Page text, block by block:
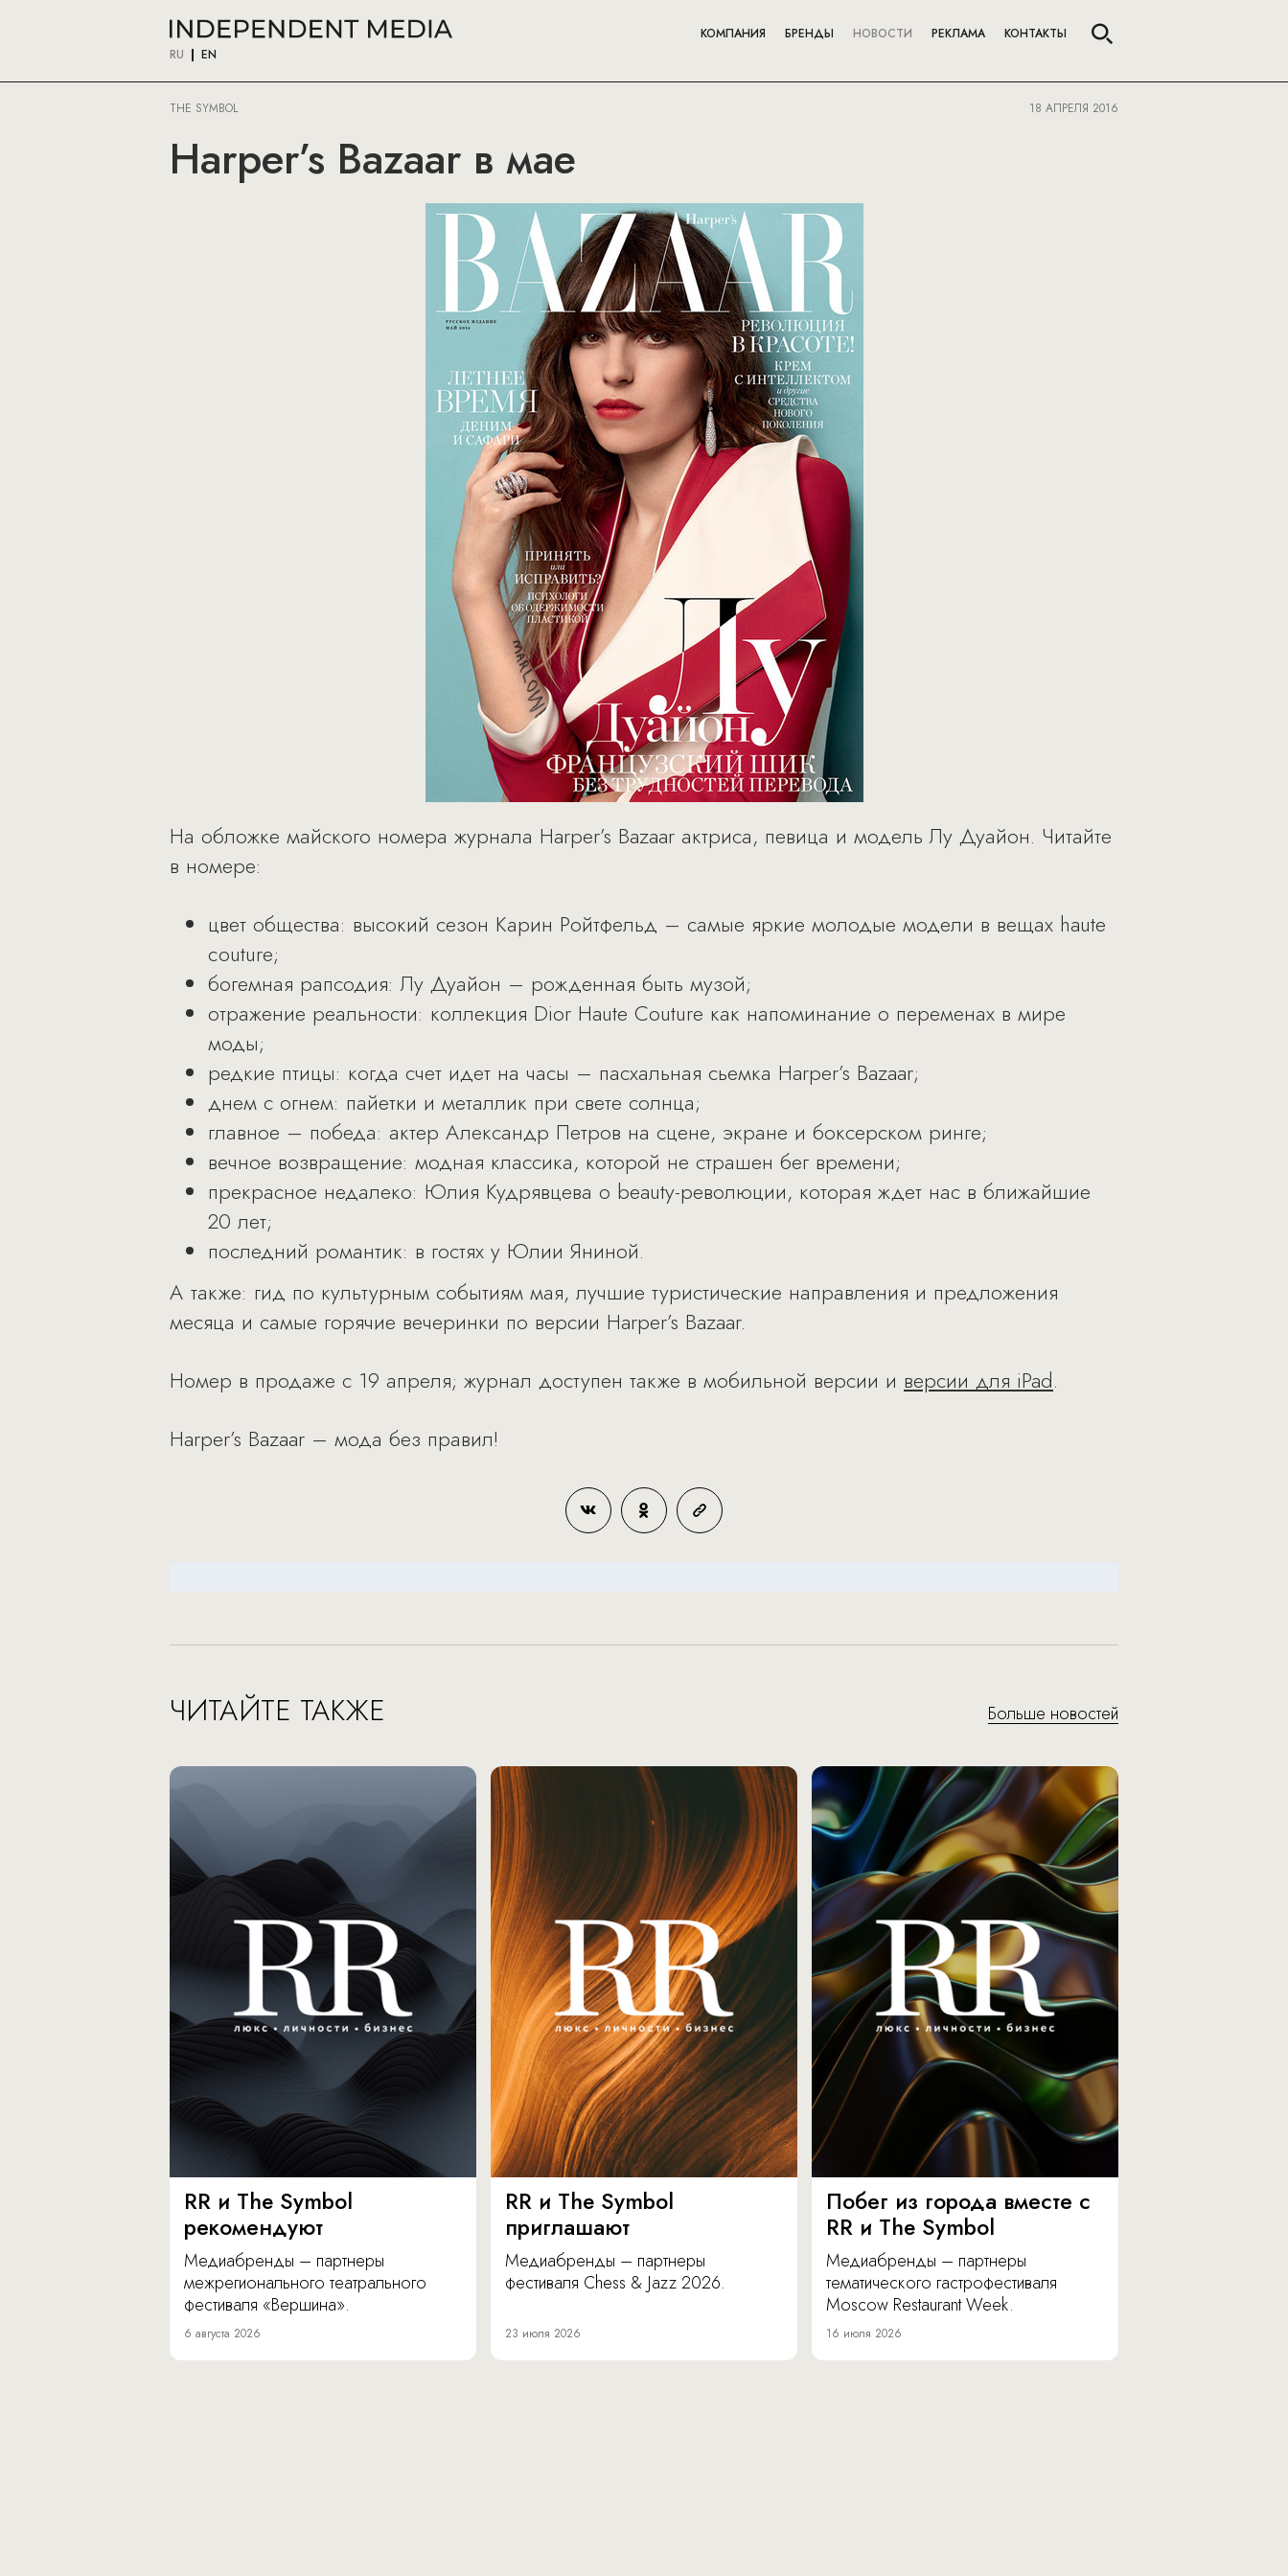
RU EN
КОМПАНИЯ БРЕНДЫ НОВОСТИ РЕКЛАМА КОНТАКТЫ
THE SYMBOL 18 АПРЕЛЯ 2016
Harper’s Bazaar в мае
На обложке майского номера журнала Harper’s Bazaar актриса, певица и модель Лу Дуайон. Читайте
в номере:
цвет общества: высокий сезон Карин Ройтфельд – самые яркие молодые модели в вещах haute
couture;
богемная рапсодия: Лу Дуайон – рожденная быть музой;
отражение реальности: коллекция Dior Haute Couture как напоминание о переменах в мире
моды;
редкие птицы: когда счет идет на часы – пасхальная сьемка Harper’s Bazaar;
днем с огнем: пайетки и металлик при свете солнца;
главное – победа: актер Александр Петров на сцене, экране и боксерском ринге;
вечное возвращение: модная классика, которой не страшен бег времени;
прекрасное недалеко: Юлия Кудрявцева о beauty-революции, которая ждет нас в ближайшие
20 лет;
последний романтик: в гостях у Юлии Яниной.
А также: гид по культурным событиям мая, лучшие туристические направления и предложения
месяца и самые горячие вечеринки по версии Harper’s Bazaar.
Номер в продаже с 19 апреля; журнал доступен также в мобильной версии и версии для iPad.
Harper’s Bazaar – мода без правил!
ЧИТАЙТЕ ТАКЖЕ Больше новостей
RR и The Symbol
рекомендуют
Медиабренды – партнеры
межрегионального театрального
фестиваля «Вершина».
6 августа 2026
RR и The Symbol
приглашают
Медиабренды – партнеры
фестиваля Chess & Jazz 2026.
23 июля 2026
Побег из города вместе с
RR и The Symbol
Медиабренды – партнеры
тематического гастрофестиваля
Moscow Restaurant Week.
16 июля 2026